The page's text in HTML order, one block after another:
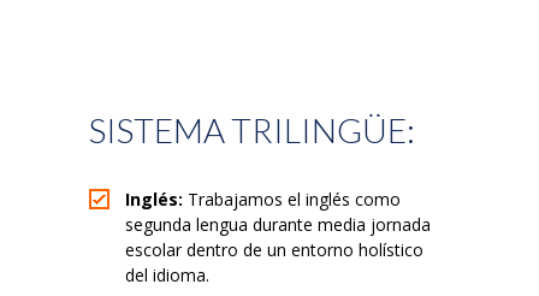
SISTEMA TRILINGÜE:
Inglés: Trabajamos el inglés como
segunda lengua durante media jornada
escolar dentro de un entorno holístico
del idioma.